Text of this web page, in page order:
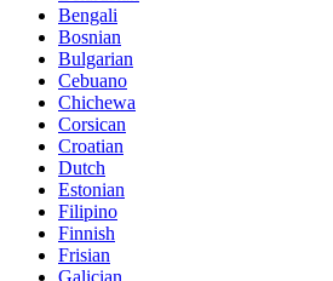
Bengali
Bosnian
Bulgarian
Cebuano
Chichewa
Corsican
Croatian
Dutch
Estonian
Filipino
Finnish
Frisian